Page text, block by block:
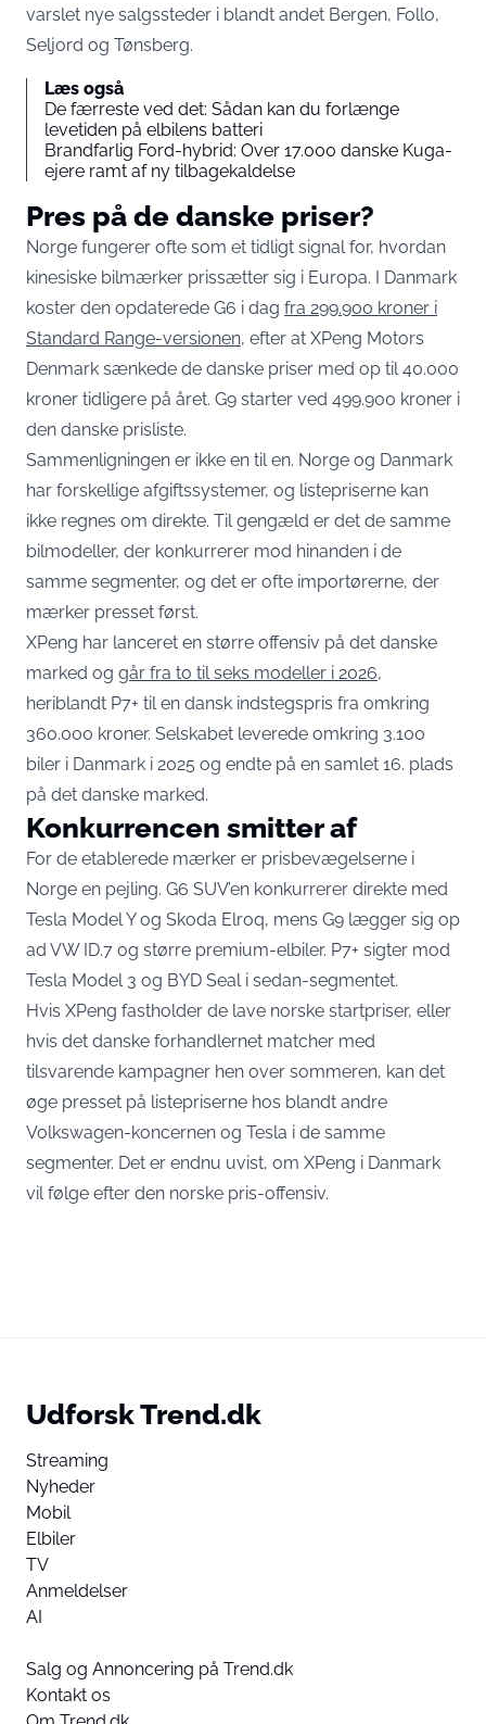
varslet nye salgssteder i blandt andet Bergen, Follo,
Seljord og Tønsberg.
Læs også
De færreste ved det: Sådan kan du forlænge
levetiden på elbilens batteri
Brandfarlig Ford-hybrid: Over 17.000 danske Kuga-
ejere ramt af ny tilbagekaldelse
Pres på de danske priser?
Norge fungerer ofte som et tidligt signal for, hvordan
kinesiske bilmærker prissætter sig i Europa. I Danmark
koster den opdaterede G6 i dag fra 299.900 kroner i
Standard Range-versionen, efter at XPeng Motors
Denmark sænkede de danske priser med op til 40.000
kroner tidligere på året. G9 starter ved 499.900 kroner i
den danske prisliste.
Sammenligningen er ikke en til en. Norge og Danmark
har forskellige afgiftssystemer, og listepriserne kan
ikke regnes om direkte. Til gengæld er det de samme
bilmodeller, der konkurrerer mod hinanden i de
samme segmenter, og det er ofte importørerne, der
mærker presset først.
XPeng har lanceret en større offensiv på det danske
marked og går fra to til seks modeller i 2026,
heriblandt P7+ til en dansk indstegspris fra omkring
360.000 kroner. Selskabet leverede omkring 3.100
biler i Danmark i 2025 og endte på en samlet 16. plads
på det danske marked.
Konkurrencen smitter af
For de etablerede mærker er prisbevægelserne i
Norge en pejling. G6 SUV’en konkurrerer direkte med
Tesla Model Y og Skoda Elroq, mens G9 lægger sig op
ad VW ID.7 og større premium-elbiler. P7+ sigter mod
Tesla Model 3 og BYD Seal i sedan-segmentet.
Hvis XPeng fastholder de lave norske startpriser, eller
hvis det danske forhandlernet matcher med
tilsvarende kampagner hen over sommeren, kan det
øge presset på listepriserne hos blandt andre
Volkswagen-koncernen og Tesla i de samme
segmenter. Det er endnu uvist, om XPeng i Danmark
vil følge efter den norske pris-offensiv.
Udforsk Trend.dk
Streaming
Nyheder
Mobil
Elbiler
TV
Anmeldelser
AI
Salg og Annoncering på Trend.dk
Kontakt os